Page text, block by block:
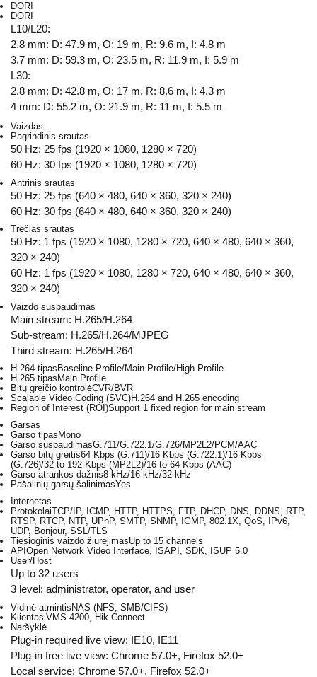
DORI
DORI
L10/L20:
2.8 mm: D: 47.9 m, O: 19 m, R: 9.6 m, I: 4.8 m
3.7 mm: D: 59.3 m, O: 23.5 m, R: 11.9 m, I: 5.9 m
L30:
2.8 mm: D: 42.8 m, O: 17 m, R: 8.6 m, I: 4.3 m
4 mm: D: 55.2 m, O: 21.9 m, R: 11 m, I: 5.5 m
Vaizdas
Pagrindinis srautas
50 Hz: 25 fps (1920 × 1080, 1280 × 720)
60 Hz: 30 fps (1920 × 1080, 1280 × 720)
Antrinis srautas
50 Hz: 25 fps (640 × 480, 640 × 360, 320 × 240)
60 Hz: 30 fps (640 × 480, 640 × 360, 320 × 240)
Trečias srautas
50 Hz: 1 fps (1920 × 1080, 1280 × 720, 640 × 480, 640 × 360,
320 × 240)
60 Hz: 1 fps (1920 × 1080, 1280 × 720, 640 × 480, 640 × 360,
320 × 240)
Vaizdo suspaudimas
Main stream: H.265/H.264
Sub-stream: H.265/H.264/MJPEG
Third stream: H.265/H.264
H.264 tipas Baseline Profile/Main Profile/High Profile
H.265 tipas Main Profile
Bitų greičio kontrolėCVR/BVR
Scalable Video Coding (SVC)H.264 and H.265 encoding
Region of Interest (ROI)Support 1 fixed region for main stream
Garsas
Garso tipas Mono
Garso suspaudimasG.711/G.722.1/G.726/MP2L2/PCM/AAC
Garso bitų greitis64 Kbps (G.711)/16 Kbps (G.722.1)/16 Kbps
(G.726)/32 to 192 Kbps (MP2L2)/16 to 64 Kbps (AAC)
Garso atrankos dažnis8 kHz/16 kHz/32 kHz
Pašalinių garsų šalinimasYes
Internetas
ProtokolaiTCP/IP, ICMP, HTTP, HTTPS, FTP, DHCP, DNS, DDNS, RTP,
RTSP, RTCP, NTP, UPnP, SMTP, SNMP, IGMP, 802.1X, QoS, IPv6,
UDP, Bonjour, SSL/TLS
Tiesioginis vaizdo žiūrėjimasUp to 15 channels
API Open Network Video Interface, ISAPI, SDK, ISUP 5.0
User/Host
Up to 32 users
3 level: administrator, operator, and user
Vidinė atmintisNAS (NFS, SMB/CIFS)
KlientasiVMS-4200, Hik-Connect
Naršyklė
Plug-in required live view: IE10, IE11
Plug-in free live view: Chrome 57.0+, Firefox 52.0+
Local service: Chrome 57.0+, Firefox 52.0+